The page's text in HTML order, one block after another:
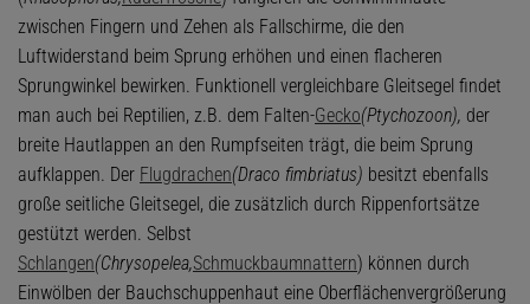
zwischen Fingern und Zehen als Fallschirme, die den
Luftwiderstand beim Sprung erhöhen und einen flacheren
Sprungwinkel bewirken. Funktionell vergleichbare Gleitsegel findet
man auch bei Reptilien, z.B. dem Falten-Gecko(Ptychozoon), der
breite Hautlappen an den Rumpfseiten trägt, die beim Sprung
aufklappen. Der Flugdrachen(Draco fimbriatus) besitzt ebenfalls
große seitliche Gleitsegel, die zusätzlich durch Rippenfortsätze
gestützt werden. Selbst
Schlangen(Chrysopelea,Schmuckbaumnattern) können durch
Einwölben der Bauchschuppenhaut eine Oberflächenvergrößerung